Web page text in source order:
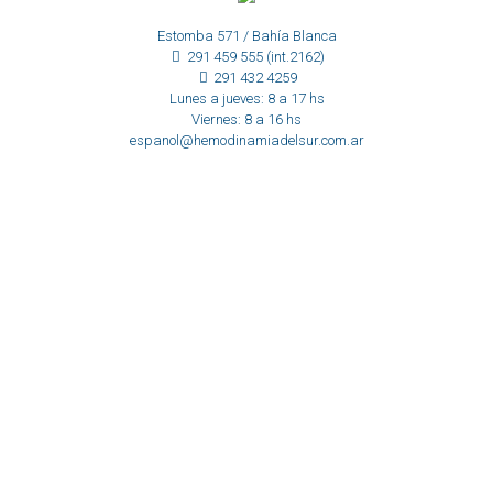
Estomba 571 / Bahía Blanca
291 459 555 (int.2162)
291 432 4259
Lunes a jueves: 8 a 17 hs
Viernes: 8 a 16 hs
espanol@hemodinamiadelsur.com.ar